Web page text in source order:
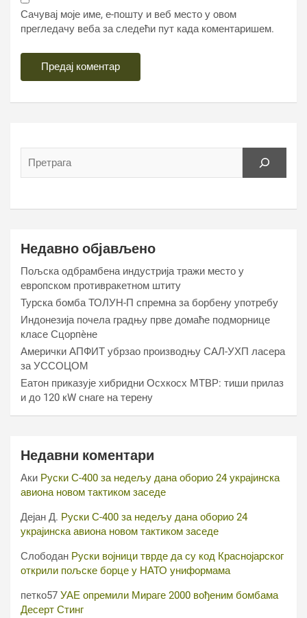
Сачувај моје име, е-пошту и веб место у овом
прегледачу веба за следећи пут када коментаришем.
Недавно објављено
Пољска одбрамбена индустрија тражи место у
европском противракетном штиту
Турска бомба ТОЛУН-П спремна за борбену употребу
Индонезија почела градњу прве домаће подморнице
класе Сцорпèне
Амерички АПФИТ убрзао производњу САЛ-УХП ласера
за УССОЦОМ
Еатон приказује хибридни Осхкосх МТВР: тиши прилаз
и до 120 кW снаге на терену
Недавни коментари
Аки Руски С-400 за недељу дана оборио 24 украјинска
авиона новом тактиком заседе
Дејан Д. Руски С-400 за недељу дана оборио 24
украјинска авиона новом тактиком заседе
Слободан Руски војници тврде да су код Краснојарског
открили пољске борце у НАТО униформама
петко57 УАЕ опремили Мираге 2000 вођеним бомбама
Десерт Стинг